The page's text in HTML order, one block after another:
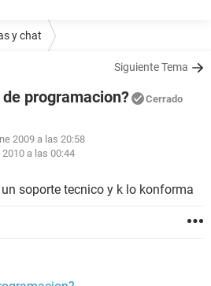
y chat
Siguiente Tema
programacion? Cerrado
2009 a las 20:58
2010 a las 00:44
soporte tecnico y k lo konforma